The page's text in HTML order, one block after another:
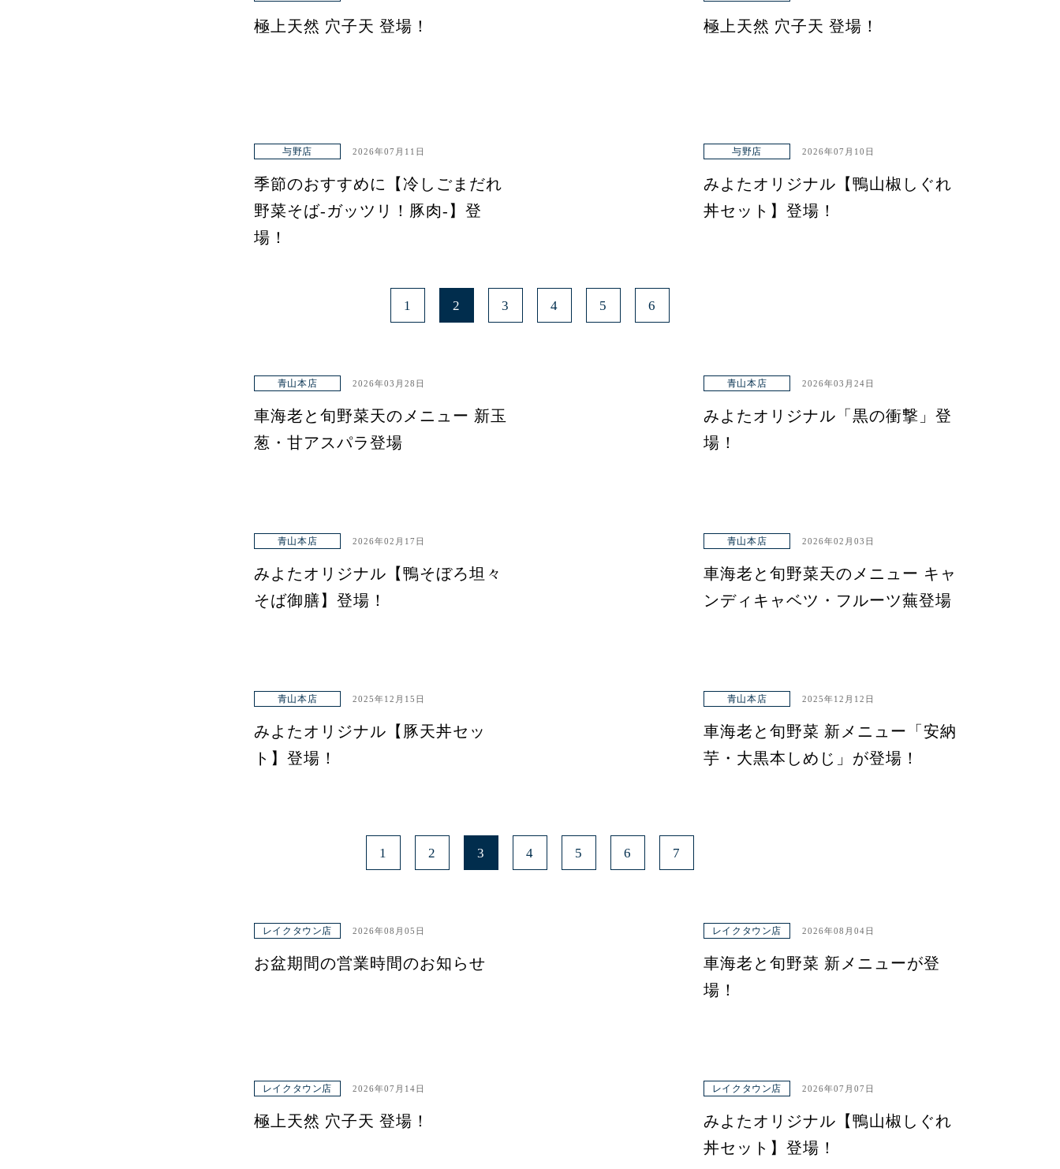
極上天然 穴子天 登場！ 極上天然 穴子天 登場！
与野店 2026年07月11日
季節のおすすめに【冷しごまだれ
野菜そば-ガッツリ！豚肉-】登
場！
与野店 2026年07月10日
みよたオリジナル【鴨山椒しぐれ
丼セット】登場！
1 2 3 4 5 6
青山本店 2026年03月28日
車海老と旬野菜天のメニュー 新玉
葱・甘アスパラ登場
青山本店 2026年03月24日
みよたオリジナル「黒の衝撃」登
場！
青山本店 2026年02月17日
みよたオリジナル【鴨そぼろ坦々
そば御膳】登場！
青山本店 2026年02月03日
車海老と旬野菜天のメニュー キャ
ンディキャベツ・フルーツ蕪登場
青山本店 2025年12月15日
みよたオリジナル【豚天丼セッ
ト】登場！
青山本店 2025年12月12日
車海老と旬野菜 新メニュー「安納
芋・大黒本しめじ」が登場！
1 2 3 4 5 6 7
レイクタウン店 2026年08月05日
お盆期間の営業時間のお知らせ
レイクタウン店 2026年08月04日
車海老と旬野菜 新メニューが登
場！
レイクタウン店 2026年07月14日
極上天然 穴子天 登場！
レイクタウン店 2026年07月07日
みよたオリジナル【鴨山椒しぐれ
丼セット】登場！